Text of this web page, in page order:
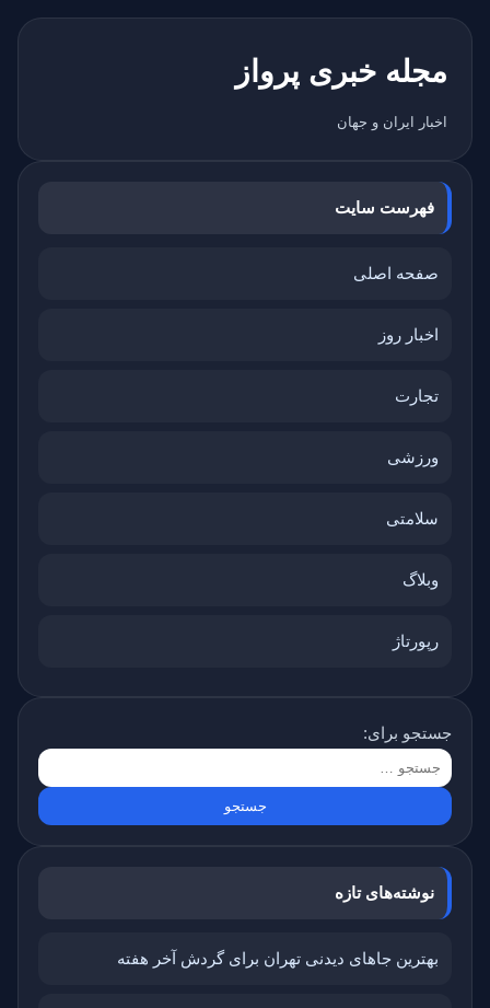
مجله خبری پرواز
اخبار ایران و جهان
فهرست سایت
صفحه اصلی
اخبار روز
تجارت
ورزشی
سلامتی
وبلاگ
رپورتاژ
جستجو برای:
نوشته‌های تازه
بهترین جاهای دیدنی تهران برای گردش آخر هفته